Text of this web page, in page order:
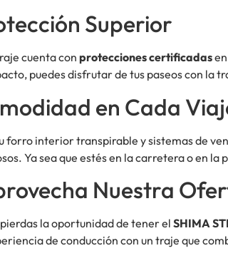
Superior
cuenta conprotecciones certificadas
puedes disfrutar de tus paseos con la
en Cada
forro interior transpirable y sistemas de
Ya sea que estés en la carretera o en
Nuestra
la oportunidad de tener el SHIMA
de conducción con un traje que